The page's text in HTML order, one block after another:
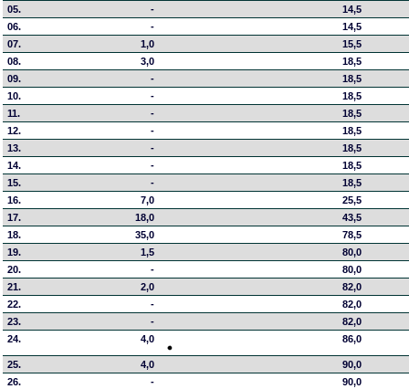
05.
-
14,5
06.
-
14,5
07.
1,0
15,5
08.
3,0
18,5
09.
-
18,5
10.
-
18,5
11.
-
18,5
12.
-
18,5
13.
-
18,5
14.
-
18,5
15.
-
18,5
16.
7,0
25,5
17.
18,0
43,5
18.
35,0
78,5
19.
1,5
80,0
20.
-
80,0
21.
2,0
82,0
22.
-
82,0
23.
-
82,0
24.
4,0 86,0
25. 4,0
90,0
26.
-
90,0